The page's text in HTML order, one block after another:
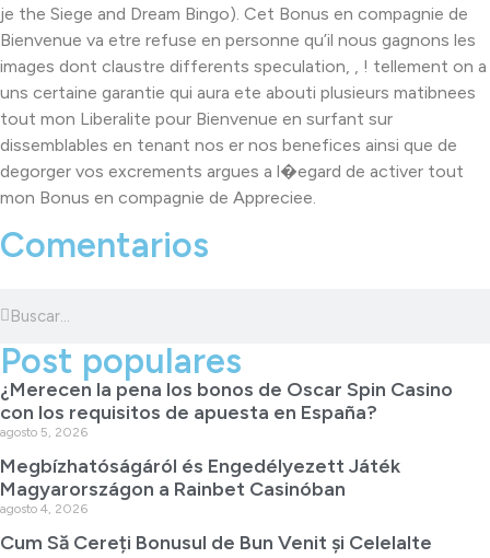
je the Siege and Dream Bingo). Cet Bonus en compagnie de
Bienvenue va etre refuse en personne qu’il nous gagnons les
images dont claustre differents speculation, , ! tellement on a
uns certaine garantie qui aura ete abouti plusieurs matibnees
tout mon Liberalite pour Bienvenue en surfant sur
dissemblables en tenant nos er nos benefices ainsi que de
degorger vos excrements argues a l�egard de activer tout
mon Bonus en compagnie de Appreciee.
Comentarios
Post populares
¿Merecen la pena los bonos de Oscar Spin Casino
con los requisitos de apuesta en España?
agosto 5, 2026
Megbízhatóságáról és Engedélyezett Játék
Magyarországon a Rainbet Casinóban
agosto 4, 2026
Cum Să Cereți Bonusul de Bun Venit și Celelalte